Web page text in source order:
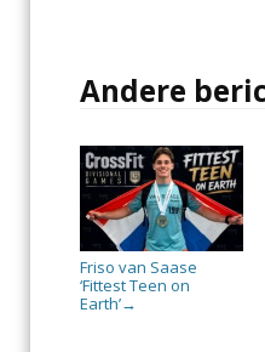
Andere
Friso van Saase
‘Fittest Teen on
Earth’→